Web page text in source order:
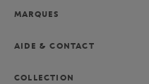
MARQUES
AIDE & CONTACT
COLLECTION